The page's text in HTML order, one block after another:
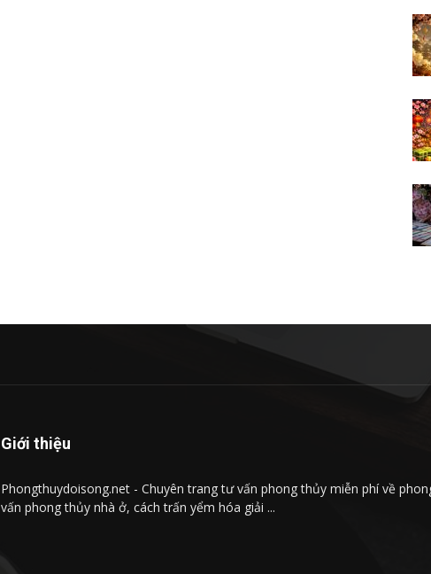
Giới thiệu
Phongthuydoisong.net - Chuyên trang tư vấn phong thủy miễn phí về
vấn phong thủy nhà ở, cách trấn yểm hóa giải ...